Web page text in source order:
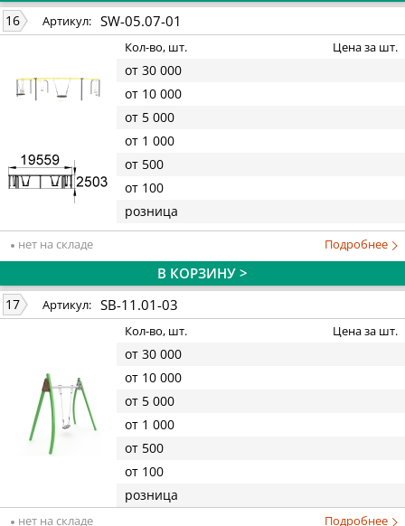
16 Артикул: SW-05.07-01
Кол-во, шт. Цена за шт.
от 30 000
от 10 000
от 5 000
от 1 000
от 500
от 100
розница
нет на складе Подробнее
В КОРЗИНУ >
17 Артикул: SB-11.01-03
Кол-во, шт. Цена за шт.
от 30 000
от 10 000
от 5 000
от 1 000
от 500
от 100
розница
нет на складе Подробнее